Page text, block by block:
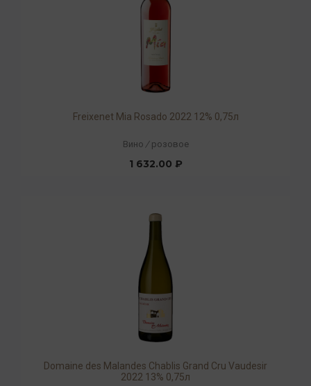
Freixenet Mia Rosado 2022 12% 0,75л
Вино / розовое
1 632.00 ₽
Domaine des Malandes Chablis Grand Cru Vaudesir
2022 13% 0,75л